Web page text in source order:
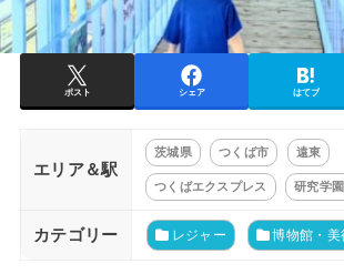
ポスト シェア はてブ
エリア＆駅
茨城県 つくば市 遠東
つくばエクスプレス 研究学
カテゴリー レジャー 博物館・